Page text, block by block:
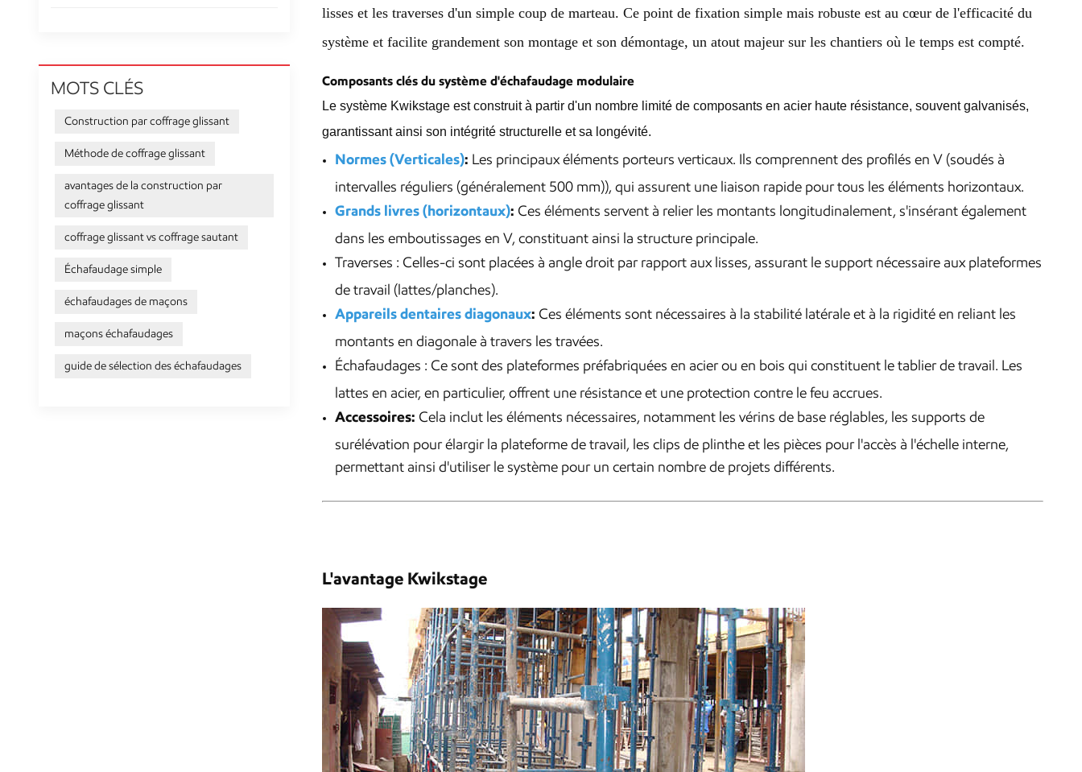
lisses et les traverses d'un simple coup de marteau. Ce point de fixation simple mais robuste est au cœur de l'efficacité du
système et facilite grandement son montage et son démontage, un atout majeur sur les chantiers où le temps est compté.
Composants clés du système d'échafaudage modulaire
Le système Kwikstage est construit à partir d'un nombre limité de composants en acier haute résistance, souvent galvanisés,
garantissant ainsi son intégrité structurelle et sa longévité.
Normes (Verticales): Les principaux éléments porteurs verticaux. Ils comprennent des profilés en V (soudés à
intervalles réguliers (généralement 500 mm)), qui assurent une liaison rapide pour tous les éléments horizontaux.
Grands livres (horizontaux): Ces éléments servent à relier les montants longitudinalement, s'insérant également
dans les emboutissages en V, constituant ainsi la structure principale.
Traverses : Celles-ci sont placées à angle droit par rapport aux lisses, assurant le support nécessaire aux plateformes
de travail (lattes/planches).
Appareils dentaires diagonaux: Ces éléments sont nécessaires à la stabilité latérale et à la rigidité en reliant les
montants en diagonale à travers les travées.
Échafaudages : Ce sont des plateformes préfabriquées en acier ou en bois qui constituent le tablier de travail. Les
lattes en acier, en particulier, offrent une résistance et une protection contre le feu accrues.
Accessoires: Cela inclut les éléments nécessaires, notamment les vérins de base réglables, les supports de
surélévation pour élargir la plateforme de travail, les clips de plinthe et les pièces pour l'accès à l'échelle interne,
permettant ainsi d'utiliser le système pour un certain nombre de projets différents.
L'avantage Kwikstage
MOTS CLÉS
Construction par coffrage glissant
Méthode de coffrage glissant
avantages de la construction par
coffrage glissant
coffrage glissant vs coffrage sautant
Échafaudage simple
échafaudages de maçons
maçons échafaudages
guide de sélection des échafaudages